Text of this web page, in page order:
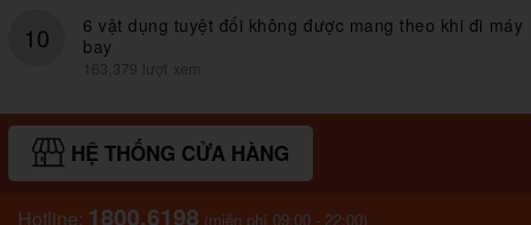
10
6 vật dụng tuyệt đối không được mang theo khi đi máy
bay
163,379 lượt xem
HỆ THỐNG CỬA HÀNG
Hotline: 1800.6198 (miễn phí 09:00 - 22:00)